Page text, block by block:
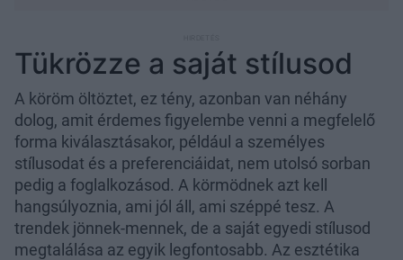
Tükrözze a saját stílusod
A köröm öltöztet, ez tény, azonban van néhány
dolog, amit érdemes figyelembe venni a megfelelő
forma kiválasztásakor, például a személyes
stílusodat és a preferenciáidat, nem utolsó sorban
pedig a foglalkozásod. A körmödnek azt kell
hangsúlyoznia, ami jól áll, ami széppé tesz. A
trendek jönnek-mennek, de a saját egyedi stílusod
megtalálása az egyik legfontosabb. Az esztétika